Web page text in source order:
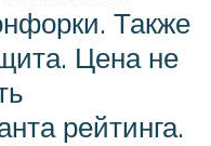
Также
Цена не
рейтинга.